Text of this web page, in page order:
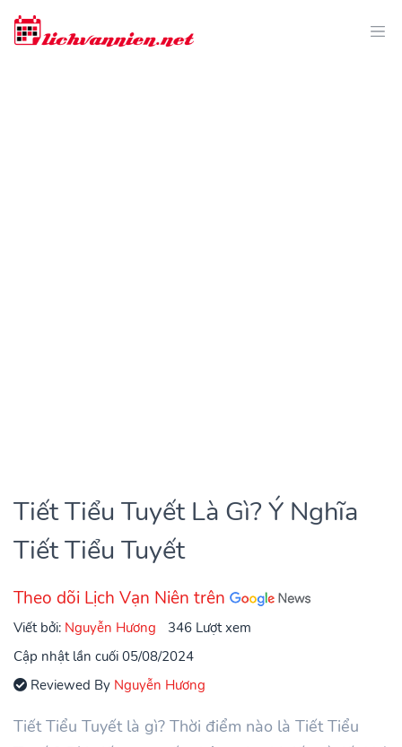
Tiết Tiểu Tuyết Là Gì? Ý Nghĩa
Tiết Tiểu Tuyết
Theo dõi Lịch Vạn Niên trên
Viết bởi: Nguyễn Hương
346 Lượt xem
Cập nhật lần cuối 05/08/2024
Reviewed By Nguyễn Hương
Tiết Tiểu Tuyết là gì? Thời điểm nào là Tiết Tiểu